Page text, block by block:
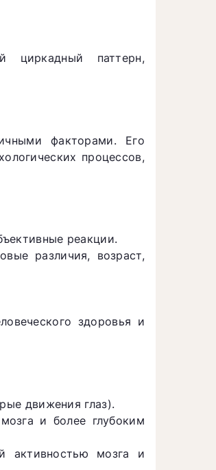
циркадный паттерн,
факторами. Его
процессов,
реакции.
различия, возраст,
здоровья и
движения глаз).
и более глубоким
активностью мозга и